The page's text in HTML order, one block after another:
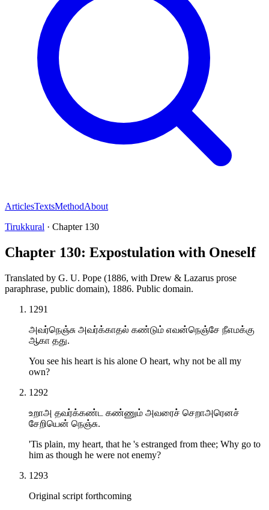
ArticlesTextsMethodAbout
Tirukkural · Chapter 130
Chapter 130: Expostulation with Oneself
Translated by G. U. Pope (1886, with Drew & Lazarus prose
paraphrase, public domain), 1886. Public domain.
1291
அவர்நெஞ்சு அவர்க்காதல் கண்டும் எவன்நெஞ்சே நீஎமக்கு
ஆகா தது.
You see his heart is his alone O heart, why not be all my
own?
1292
உறாஅ தவர்க்கண்ட கண்ணும் அவரைச் செறாஅரெனச்
சேறியென் நெஞ்சு.
'Tis plain, my heart, that he 's estranged from thee; Why go to
him as though he were not enemy?
1293
Original script forthcoming